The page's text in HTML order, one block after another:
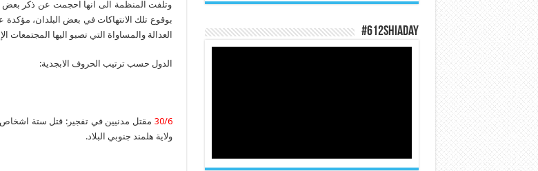
وتلفت المنظمة الى انها احجمت عن ذكر بعض
بوقوع تلك الانتهاكات في بعض البلدان،
العدالة والمساواة التي تصبو اليها المجتمعات
الدول حسب ترتيب الحروف الابجدية:
30/6 مقتل مدنيين في تفجير: قتل ستة
ولاية هلمند جنوبي البلاد.
#612ShiaDay